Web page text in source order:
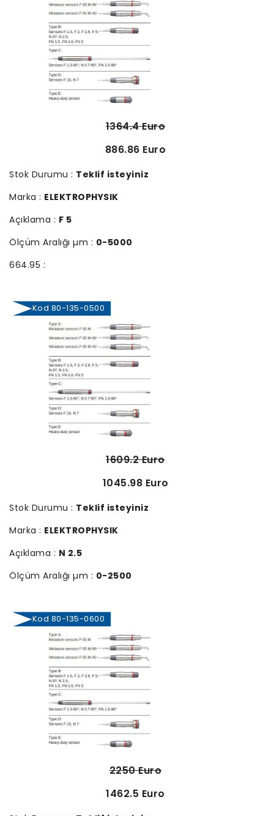
1364.4 Euro
886.86 Euro
Stok Durumu : Teklif isteyiniz
Marka : ELEKTROPHYSIK
Açıklama : F 5
Ölçüm Aralığı µm : 0-5000
664.95 :
Kod 80-135-0500
1609.2 Euro
1045.98 Euro
Stok Durumu : Teklif isteyiniz
Marka : ELEKTROPHYSIK
Açıklama : N 2.5
Ölçüm Aralığı µm : 0-2500
Kod 80-135-0600
2250 Euro
1462.5 Euro